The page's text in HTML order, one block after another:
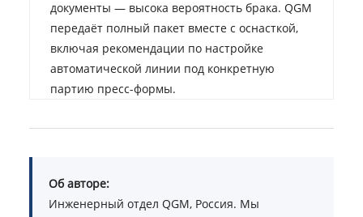
документы — высока вероятность брака. QGM
передаёт полный пакет вместе с оснасткой,
включая рекомендации по настройке
автоматической линии под конкретную
партию пресс-формы.
Об авторе:
Инженерный отдел QGM, Россия. Мы